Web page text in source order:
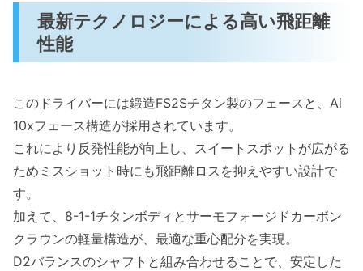
最新テクノロジーによる高い飛距離
性能
このドライバーには鍛造FS2Sチタン製のフェースと、Ai
10xフェース構造が採用されています。
これにより反発性能が向上し、スイートスポットが広がる
ためミスショット時にも飛距離ロスを抑えやすい設計で
す。
加えて、8-1-1チタンボディとサーモフォージドカーボン
クラウンの軽量構造が、最適な重心配分を実現。
D2バランスのシャフトと組み合わせることで、安定した